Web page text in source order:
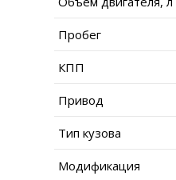
Пробег
КПП
Привод
Тип кузова
Модификация